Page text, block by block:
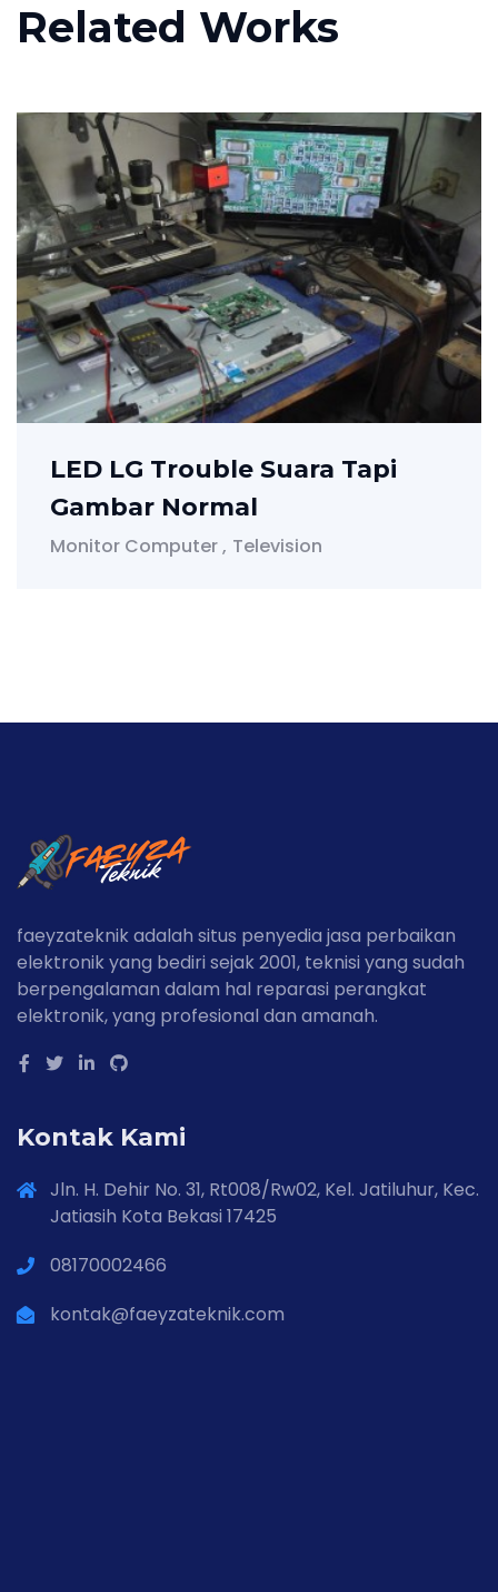
Related Works
LED LG Trouble Suara Tapi
Gambar Normal
Monitor Computer Television
faeyzateknik adalah situs penyedia jasa perbaikan
elektronik yang bediri sejak 2001, teknisi yang sudah
berpengalaman dalam hal reparasi perangkat
elektronik, yang profesional dan amanah.
Kontak Kami
Jln. H. Dehir No. 31, Rt008/Rw02, Kel. Jatiluhur, Kec.
Jatiasih Kota Bekasi 17425
08170002466
kontak@faeyzateknik.com